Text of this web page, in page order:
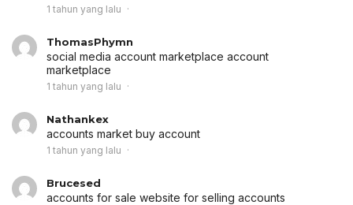
1 tahun yang lalu
ThomasPhymn
social media account marketplace account
marketplace
1 tahun yang lalu
Nathankex
accounts market buy account
1 tahun yang lalu
Brucesed
accounts for sale website for selling accounts